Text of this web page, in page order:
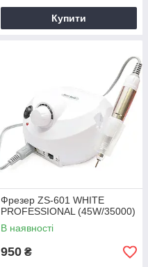
Купити
Фрезер ZS-601 WHITE
PROFESSIONAL (45W/35000)
В наявності
950 ₴